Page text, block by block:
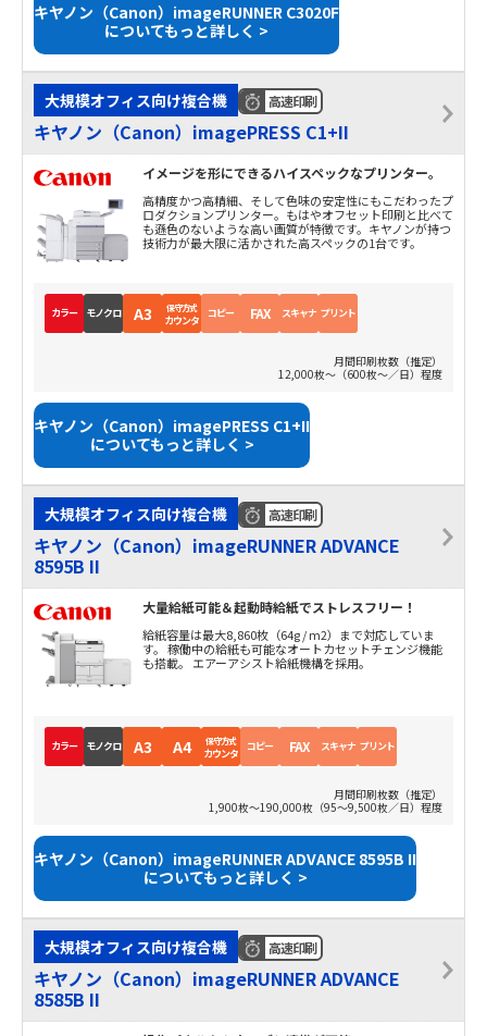
キヤノン（Canon）imageRUNNER C3020F
についてもっと詳しく >
大規模オフィス向け複合機 高速印刷
キヤノン（Canon）imagePRESS C1+II
イメージを形にできるハイスペックなプリンター。
高精度かつ高精細、そして色味の安定性にもこだわったプ
ロダクションプリンター。もはやオフセット印刷と比べて
も遜色のないような高い画質が特徴です。キヤノンが持つ
技術力が最大限に活かされた高スペックの1台です。
カラー モノクロ A3 保守方式
カウンタ コピー FAX スキャナ プリント
月間印刷枚数（推定）
12,000枚～（600枚～／日）程度
キヤノン（Canon）imagePRESS C1+II
についてもっと詳しく >
大規模オフィス向け複合機 高速印刷
キヤノン（Canon）imageRUNNER ADVANCE
8595B II
大量給紙可能＆起動時給紙でストレスフリー！
給紙容量は最大8,860枚（64g / m2）まで対応していま
す。 稼働中の給紙も可能なオートカセットチェンジ機能
も搭載。 エアーアシスト給紙機構を採用。
カラー モノクロ A3 A4 保守方式
カウンタ コピー FAX スキャナ プリント
月間印刷枚数（推定）
1,900枚～190,000枚（95～9,500枚／日）程度
キヤノン（Canon）imageRUNNER ADVANCE 8595B II
についてもっと詳しく >
大規模オフィス向け複合機 高速印刷
キヤノン（Canon）imageRUNNER ADVANCE
8585B II